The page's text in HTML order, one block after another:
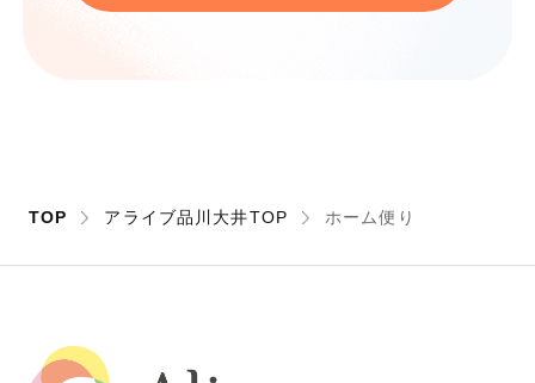
TOP アライブ品川大井TOP ホーム便り